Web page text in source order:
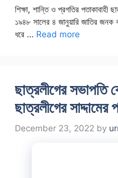
শিক্ষা, শান্তি ও প্রগতির পতাকাবাহী
১৯৪৮ সালের ৪ জানুয়ারি জাতির জনক
ধরে … Read more
ছাত্রলীগের সভাপতি
ছাত্রলীগের সাদ্দামের
December 23, 2022 by